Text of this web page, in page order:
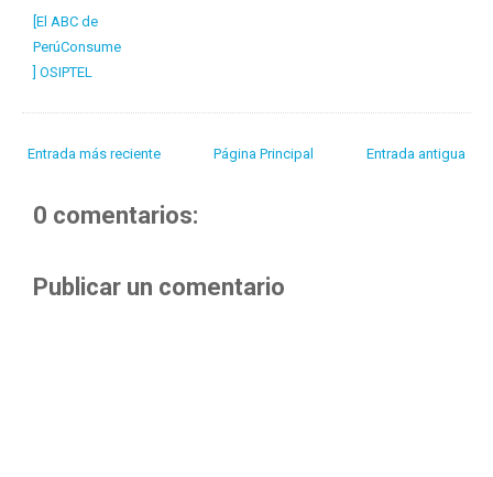
[El ABC de
PerúConsume
] OSIPTEL
Entrada más reciente Entrada antigua
Página Principal
0 comentarios:
Publicar un comentario